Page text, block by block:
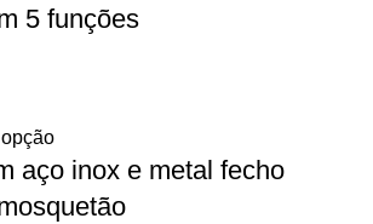
5 funções
aço inox e metal fecho